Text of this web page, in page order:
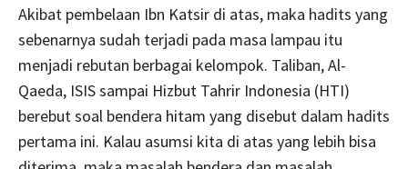
Akibat pembelaan Ibn Katsir di atas, maka hadits yang
sebenarnya sudah terjadi pada masa lampau itu
menjadi rebutan berbagai kelompok. Taliban, Al-
Qaeda, ISIS sampai Hizbut Tahrir Indonesia (HTI)
berebut soal bendera hitam yang disebut dalam hadits
pertama ini. Kalau asumsi kita di atas yang lebih bisa